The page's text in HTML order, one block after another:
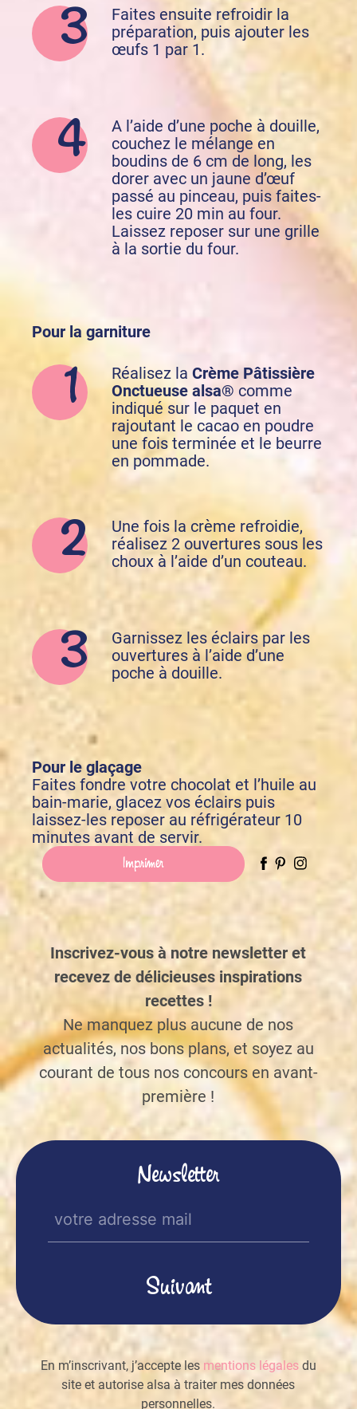
Imprimer
Faites ensuite refroidir la
préparation, puis ajouter les
œufs 1 par 1.
A l’aide d’une poche à douille,
couchez le mélange en
boudins de 6 cm de long, les
dorer avec un jaune d’œuf
passé au pinceau, puis faites-
les cuire 20 min au four.
Laissez reposer sur une grille
à la sortie du four.
Pour la garniture
Réalisez la Crème Pâtissière
Onctueuse alsa® comme
indiqué sur le paquet en
rajoutant le cacao en poudre
une fois terminée et le beurre
en pommade.
Une fois la crème refroidie,
réalisez 2 ouvertures sous les
choux à l’aide d’un couteau.
Garnissez les éclairs par les
ouvertures à l’aide d’une
poche à douille.
Pour le glaçage
Faites fondre votre chocolat et l’huile au
bain-marie, glacez vos éclairs puis
laissez-les reposer au réfrigérateur 10
minutes avant de servir.
Inscrivez-vous à notre newsletter et
recevez de délicieuses inspirations
recettes !
Ne manquez plus aucune de nos
actualités, nos bons plans, et soyez au
courant de tous nos concours en avant-
première !
Newsletter
E-
mail
En m’inscrivant, j’accepte les mentions légalesdu
site et autorise alsa à traiter mes données
personnelles.